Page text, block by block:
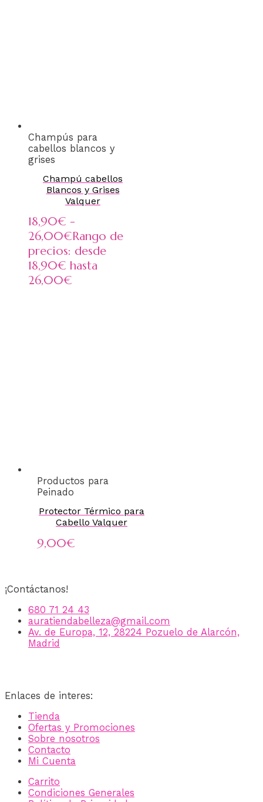
Champús para
cabellos blancos y
grises
Champú cabellos
Blancos y Grises
Valquer
18,90€ -
26,00€Rango de
precios: desde
18,90€ hasta
26,00€
Productos para
Peinado
Protector Térmico para
Cabello Valquer
9,00€
¡Contáctanos!
680 71 24 43
auratiendabelleza@gmail.com
Av. de Europa, 12, 28224 Pozuelo de Alarcón,
Madrid
Enlaces de interes:
Tienda
Ofertas y Promociones
Sobre nosotros
Contacto
Mi Cuenta
Carrito
Condiciones Generales